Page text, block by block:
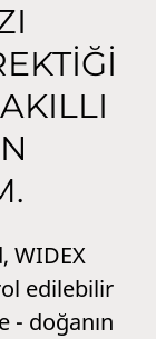
WIDEX
edilebilir
- doğanın